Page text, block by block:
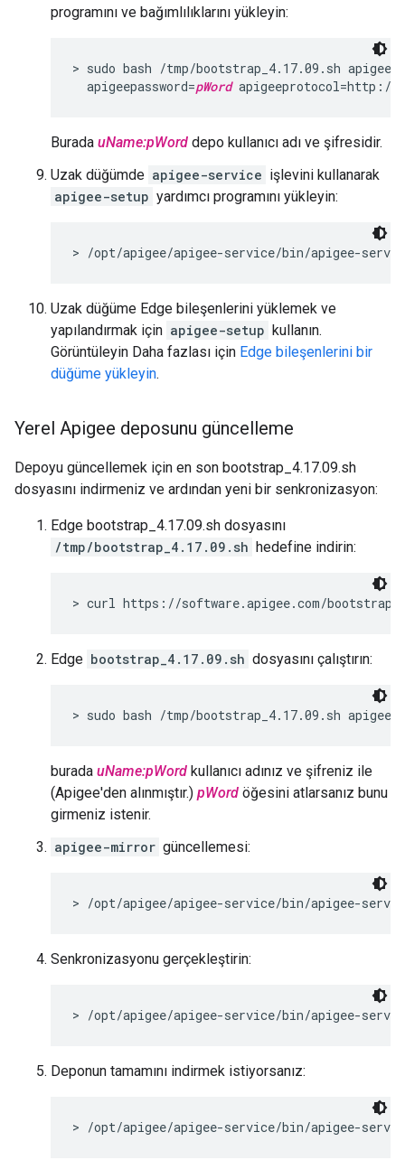
programını ve bağımlılıklarını yükleyin:
> sudo bash /tmp/bootstrap_4.17.09.sh
  apigeepassword=
pWord apigeeprotocol=http://
Burada uName:pWord depo kullanıcı adı ve şifresidir.
Uzak düğümde apigee-service işlevini kullanarak
apigee-setup yardımcı programını yükleyin:
> /opt/apigee/apigee-service/bin/apigee-
Uzak düğüme Edge bileşenlerini yüklemek ve
yapılandırmak için apigee-setup kullanın.
Görüntüleyin Daha fazlası için Edge bileşenlerini bir
düğüme yükleyin.
Yerel Apigee deposunu güncelleme
Depoyu güncellemek için en son bootstrap_4.17.09.sh
dosyasını indirmeniz ve ardından yeni bir senkronizasyon:
Edge bootstrap_4.17.09.sh dosyasını
/tmp/bootstrap_4.17.09.sh hedefine indirin:
> curl https://software.apigee.com/
Edge bootstrap_4.17.09.sh dosyasını çalıştırın:
> sudo bash /tmp/bootstrap_4.17.09.sh
burada uName:pWord kullanıcı adınız ve şifreniz ile
(Apigee'den alınmıştır.) pWord öğesini atlarsanız bunu
girmeniz istenir.
apigee-mirror güncellemesi:
> /opt/apigee/apigee-service/bin/apigee-
Senkronizasyonu gerçekleştirin:
> /opt/apigee/apigee-service/bin/apigee-
Deponun tamamını indirmek istiyorsanız:
> /opt/apigee/apigee-service/bin/apigee-